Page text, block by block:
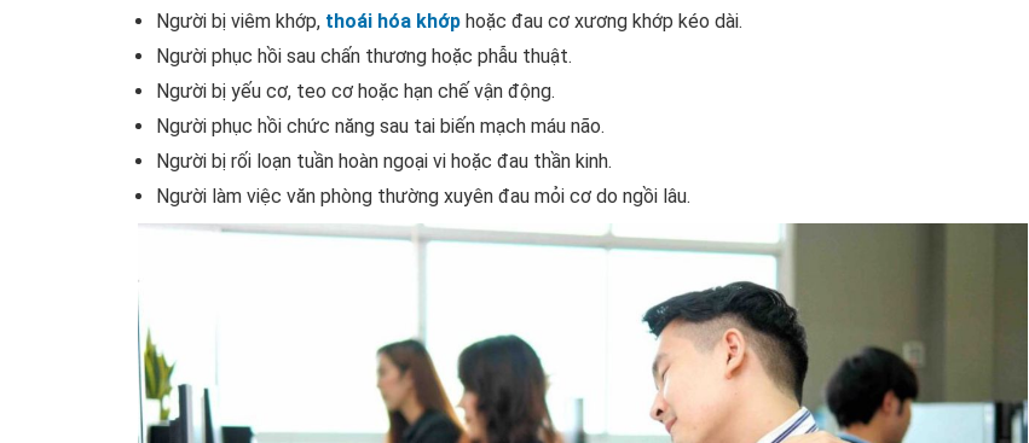
Người bị viêm khớp, thoái hóa khớp hoặc đau cơ xương khớp kéo dài.
Người phục hồi sau chấn thương hoặc phẫu thuật.
Người bị yếu cơ, teo cơ hoặc hạn chế vận động.
Người phục hồi chức năng sau tai biến mạch máu não.
Người bị rối loạn tuần hoàn ngoại vi hoặc đau thần kinh.
Người làm việc văn phòng thường xuyên đau mỏi cơ do ngồi lâu.